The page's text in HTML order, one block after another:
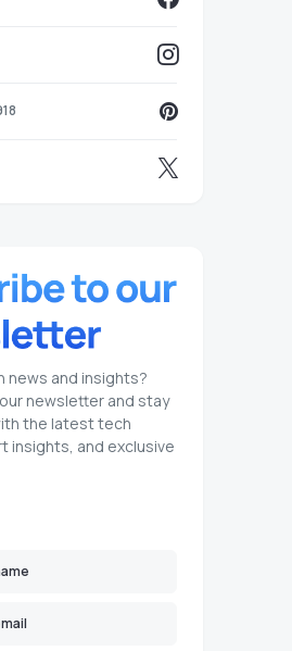
news and insights?
newsletter and stay
the latest tech
insights, and exclusive